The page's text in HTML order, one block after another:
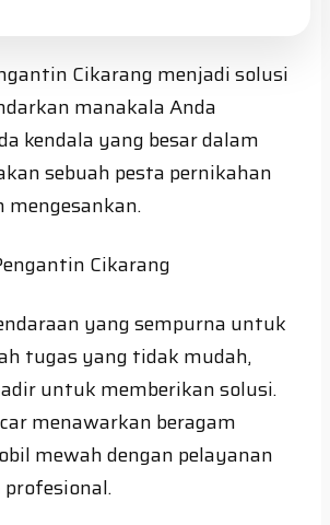
Cikarang menjadi solusi
manakala Anda
kendala yang besar dalam
sebuah pesta pernikahan
mengesankan.
yang sempurna untuk
tugas yang tidak mudah,
untuk memberikan solusi.
menawarkan beragam
mewah dengan pelayanan